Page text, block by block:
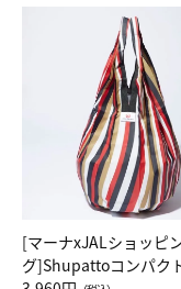
[マーナxJALショッピ
グ]Shupattoコンパク